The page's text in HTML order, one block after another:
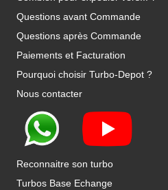
Questions avant Commande
Questions après Commande
Paiements et Facturation
Pourquoi choisir Turbo-Depot ?
Nous contacter
Reconnaitre son turbo
Turbos Base Echange